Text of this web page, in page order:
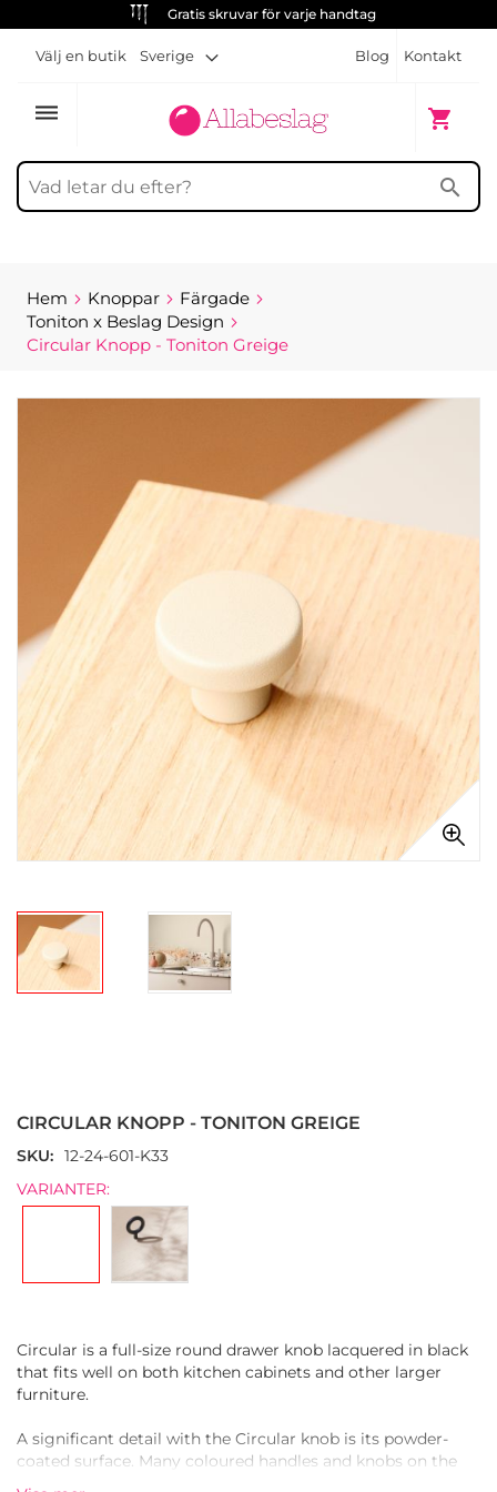
Gratis skruvar för varje handtag
Blog Kontakt
Välj en butik Sverige
dehaze shopping_cart
Min
search
Hem Knoppar
Färgade
Toniton x Beslag Design
Circular Knopp - Toniton Greige
av
bildgalleriet
CIRCULAR KNOPP - TONITON GREIGE
SKU
12-24-601-K33
VARIANTER:
Circular is a full-size round drawer knob lacquered in black
that fits well on both kitchen cabinets and other larger
furniture.
A significant detail with the Circular knob is its powder-
coated surface. Many coloured handles and knobs on the
market use standard wet paint. In comparison, powder